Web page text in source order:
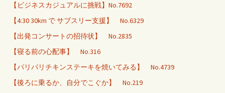
【ビジネスカジュアルに挑戦】No.7692
【4:30 30km で サブスリー支援】 No.6329
【出発コンサートの招待状】 No.2835
【寝る前の心配事】 No.316
【パリパリチキンステーキを焼いてみる】 No.4739
【後ろに乗るか、自分でこぐか】 No.219